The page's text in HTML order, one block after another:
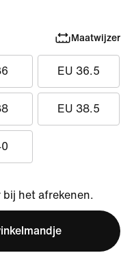
Maatwijzer
EU 36.5
EU 38.5
het afrekenen.